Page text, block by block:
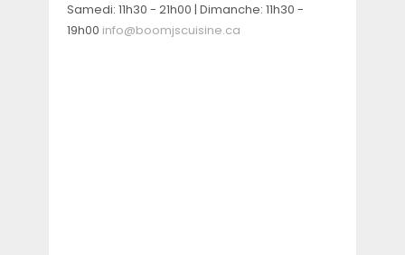
Samedi: 11h30 - 21h00 | Dimanche: 11h30 -
19h00 info@boomjscuisine.ca